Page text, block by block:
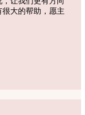
大的帮助，愿主